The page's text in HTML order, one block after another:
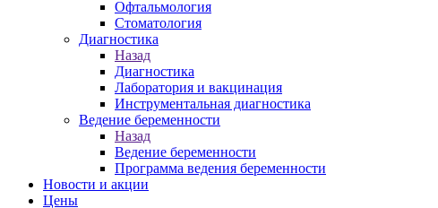
Офтальмология
Стоматология
Диагностика
Назад
Диагностика
Лаборатория и вакцинация
Инструментальная диагностика
Ведение беременности
Назад
Ведение беременности
Программа ведения беременности
Новости и акции
Цены